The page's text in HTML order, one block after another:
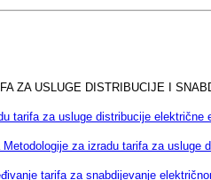
ZA USLUGE DISTRIBUCIJE I
tarifa za usluge distribucije
za izradu tarifa za usluge
tarifa za snabdijevanje